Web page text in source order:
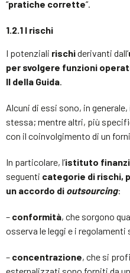
“pratiche corrette“.
1.2.1 I rischi
I potenziali rischiderivanti dall’
per svolgere funzioni
II della Guida.
Alcuni di essi sono, in
stessa; mentre altri, più
con il coinvolgimento di un
In particolare, l’istituto
seguenti categorie di rischi,
un accordo di outsourcing:
– conformità, che sorgono
osserva le leggi e i
– concentrazione, che si